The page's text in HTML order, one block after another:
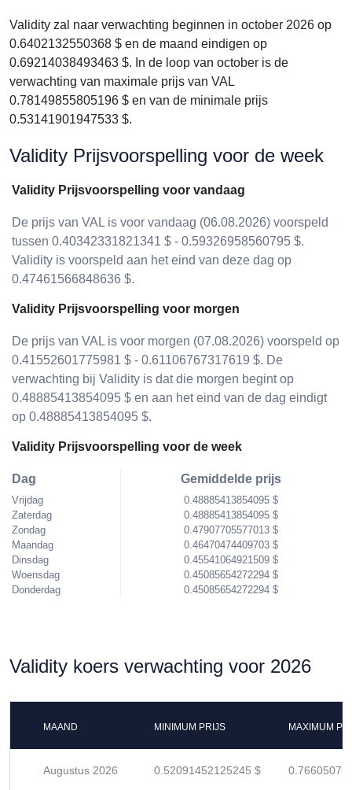
Validity zal naar verwachting beginnen in october 2026 op
0.6402132550368 $ en de maand eindigen op
0.69214038493463 $. In de loop van october is de
verwachting van maximale prijs van VAL
0.78149855805196 $ en van de minimale prijs
0.53141901947533 $.
Validity Prijsvoorspelling voor de week
Validity Prijsvoorspelling voor vandaag
De prijs van VAL is voor vandaag (06.08.2026) voorspeld
tussen 0.40342331821341 $ - 0.59326958560795 $.
Validity is voorspeld aan het eind van deze dag op
0.47461566848636 $.
Validity Prijsvoorspelling voor morgen
De prijs van VAL is voor morgen (07.08.2026) voorspeld op
0.41552601775981 $ - 0.61106767317619 $. De
verwachting bij Validity is dat die morgen begint op
0.48885413854095 $ en aan het eind van de dag eindigt
op 0.48885413854095 $.
Validity Prijsvoorspelling voor de week
Dag
Vrijdag
Zaterdag
Zondag
Maandag
Dinsdag
Woensdag
Donderdag
Gemiddelde prijs
0.48885413854095 $
0.48885413854095 $
0.47907705577013 $
0.46470474409703 $
0.45541064921509 $
0.45085654272294 $
0.45085654272294 $
Validity koers verwachting voor 2026
MAAND MINIMUM PRIJS MAXIMUM
Augustus 2026 0.52091452125245 $